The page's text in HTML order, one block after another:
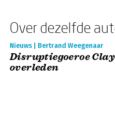
Over dezelfde
Nieuws | Bertrand Weegenaar
Disruptiegoeroe
overleden